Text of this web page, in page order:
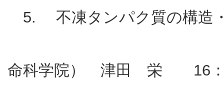
5. 不凍タンパク質の構造
命科学院） 津田 栄 16：